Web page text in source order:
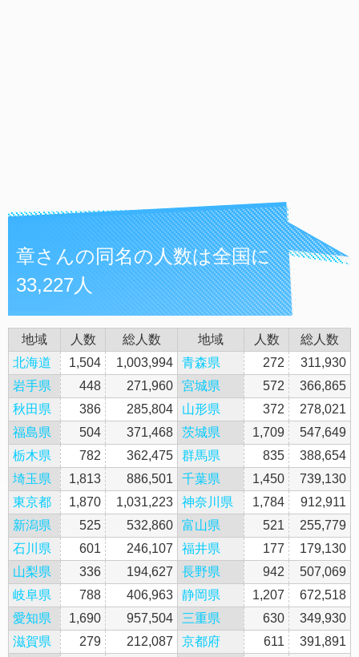
章さんの同名の人数は全国に
33,227人
地域 人数 総人数 地域 人数
総人数
北海道
1,504 1,003,994 青森県 272
311,930
岩手県
448 271,960 宮城県 572
366,865
秋田県
386 285,804 山形県 372
278,021
福島県
504 371,468 茨城県 1,709
547,649
栃木県
782 362,475 群馬県 835
388,654
埼玉県
1,813 886,501 千葉県 1,450
739,130
東京都
1,870 1,031,223 神奈川県 1,784
912,911
新潟県
525 532,860 富山県 521
255,779
石川県
601 246,107 福井県 177
179,130
山梨県
336 194,627 長野県 942
507,069
岐阜県
788 406,963 静岡県 1,207
672,518
愛知県
1,690 957,504 三重県 630
349,930
滋賀県
279 212,087 京都府 611 391,891